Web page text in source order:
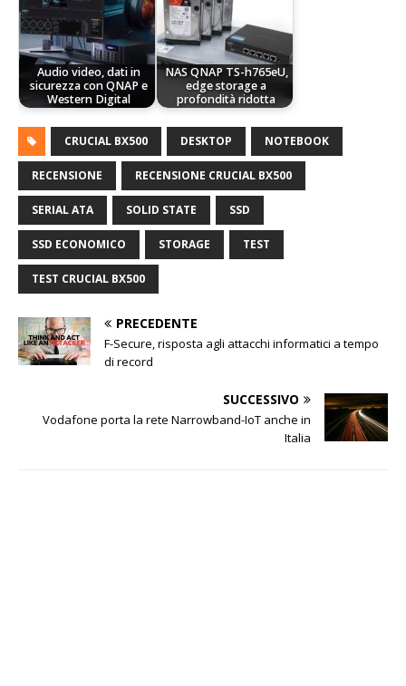
Audio video, dati in
sicurezza con QNAP e
Western Digital
NAS QNAP TS-h765eU,
edge storage a
profondità ridotta
CRUCIAL BX500 DESKTOP NOTEBOOK
RECENSIONE RECENSIONE CRUCIAL BX500
SERIAL ATA SOLID STATE SSD
SSD ECONOMICO STORAGE TEST
TEST CRUCIAL BX500
PRECEDENTE
F-Secure, risposta agli attacchi informatici a tempo
di record
SUCCESSIVO
Vodafone porta la rete Narrowband-IoT anche in
Italia